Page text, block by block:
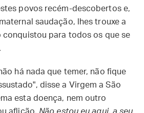
povos recém-descobertos e,
saudação, lhes trouxe a
conquistou para todos os que se
há nada que temer, não fique
disse a Virgem a São
esta doença, nem outro